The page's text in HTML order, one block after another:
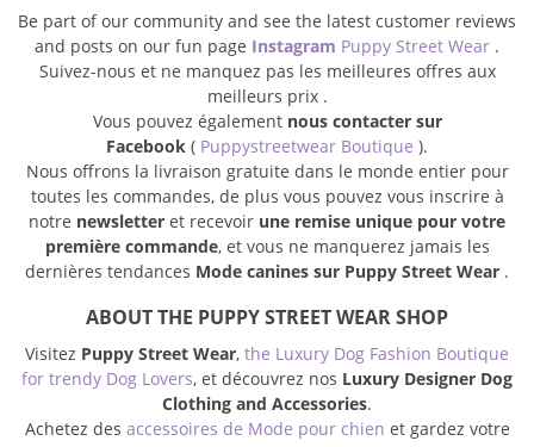
Be part of our community and see the latest customer reviews
and posts on our fun page Instagram Puppy Street Wear .
Suivez-nous et ne manquez pas les meilleures offres aux
meilleurs prix .
Vous pouvez également nous contacter sur
Facebook ( Puppystreetwear Boutique ).
Nous offrons la livraison gratuite dans le monde entier pour
toutes les commandes, de plus vous pouvez vous inscrire à
notre newsletter et recevoir une remise unique pour votre
première commande, et vous ne manquerez jamais les
dernières tendances Mode canines sur Puppy Street Wear .
ABOUT THE PUPPY STREET WEAR SHOP
Visitez Puppy Street Wear, the Luxury Dog Fashion Boutique
for trendy Dog Lovers, et découvrez nos Luxury Designer Dog
Clothing and Accessories.
Achetez des accessoires de Mode pour chien et gardez votre